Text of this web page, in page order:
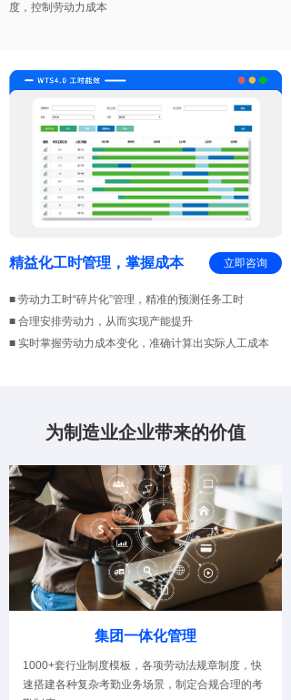
度，控制劳动力成本
精益化工时管理，掌握成本
■ 劳动力工时“碎片化”管理，精准的预测任务工时
■ 合理安排劳动力，从而实现产能提升
■ 实时掌握劳动力成本变化，准确计算出实际人工成本
立即咨询
1000+套行业制度模板，各项劳动法规章制度，快
速搭建各种复杂考勤业务场景，制定合规合理的考
集团一体化管理
为制造业企业带来的价值